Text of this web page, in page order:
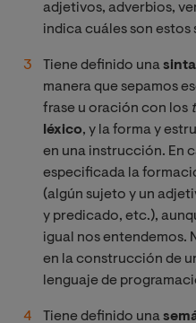
adjetivos, adverbios,
indica cuáles son estos
Tiene definido una
manera que sepamos
frase u oración con los
léxico, y la forma y
en una instrucción. En
especificada la
(algún sujeto y un
y predicado, etc.),
igual nos entendemos.
en la construcción de
lenguaje de
Tiene definido una